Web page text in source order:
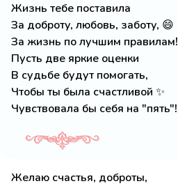
Жизнь тебе поставила
За доброту, любовь, заботу, 😄
За жизнь по лучшим правилам!
Пусть две яркие оценки
В судьбе будут помогать,
Чтобы ты была счастливой ✨
Чувствовала бы себя на "пять"!
Желаю счастья, доброты,